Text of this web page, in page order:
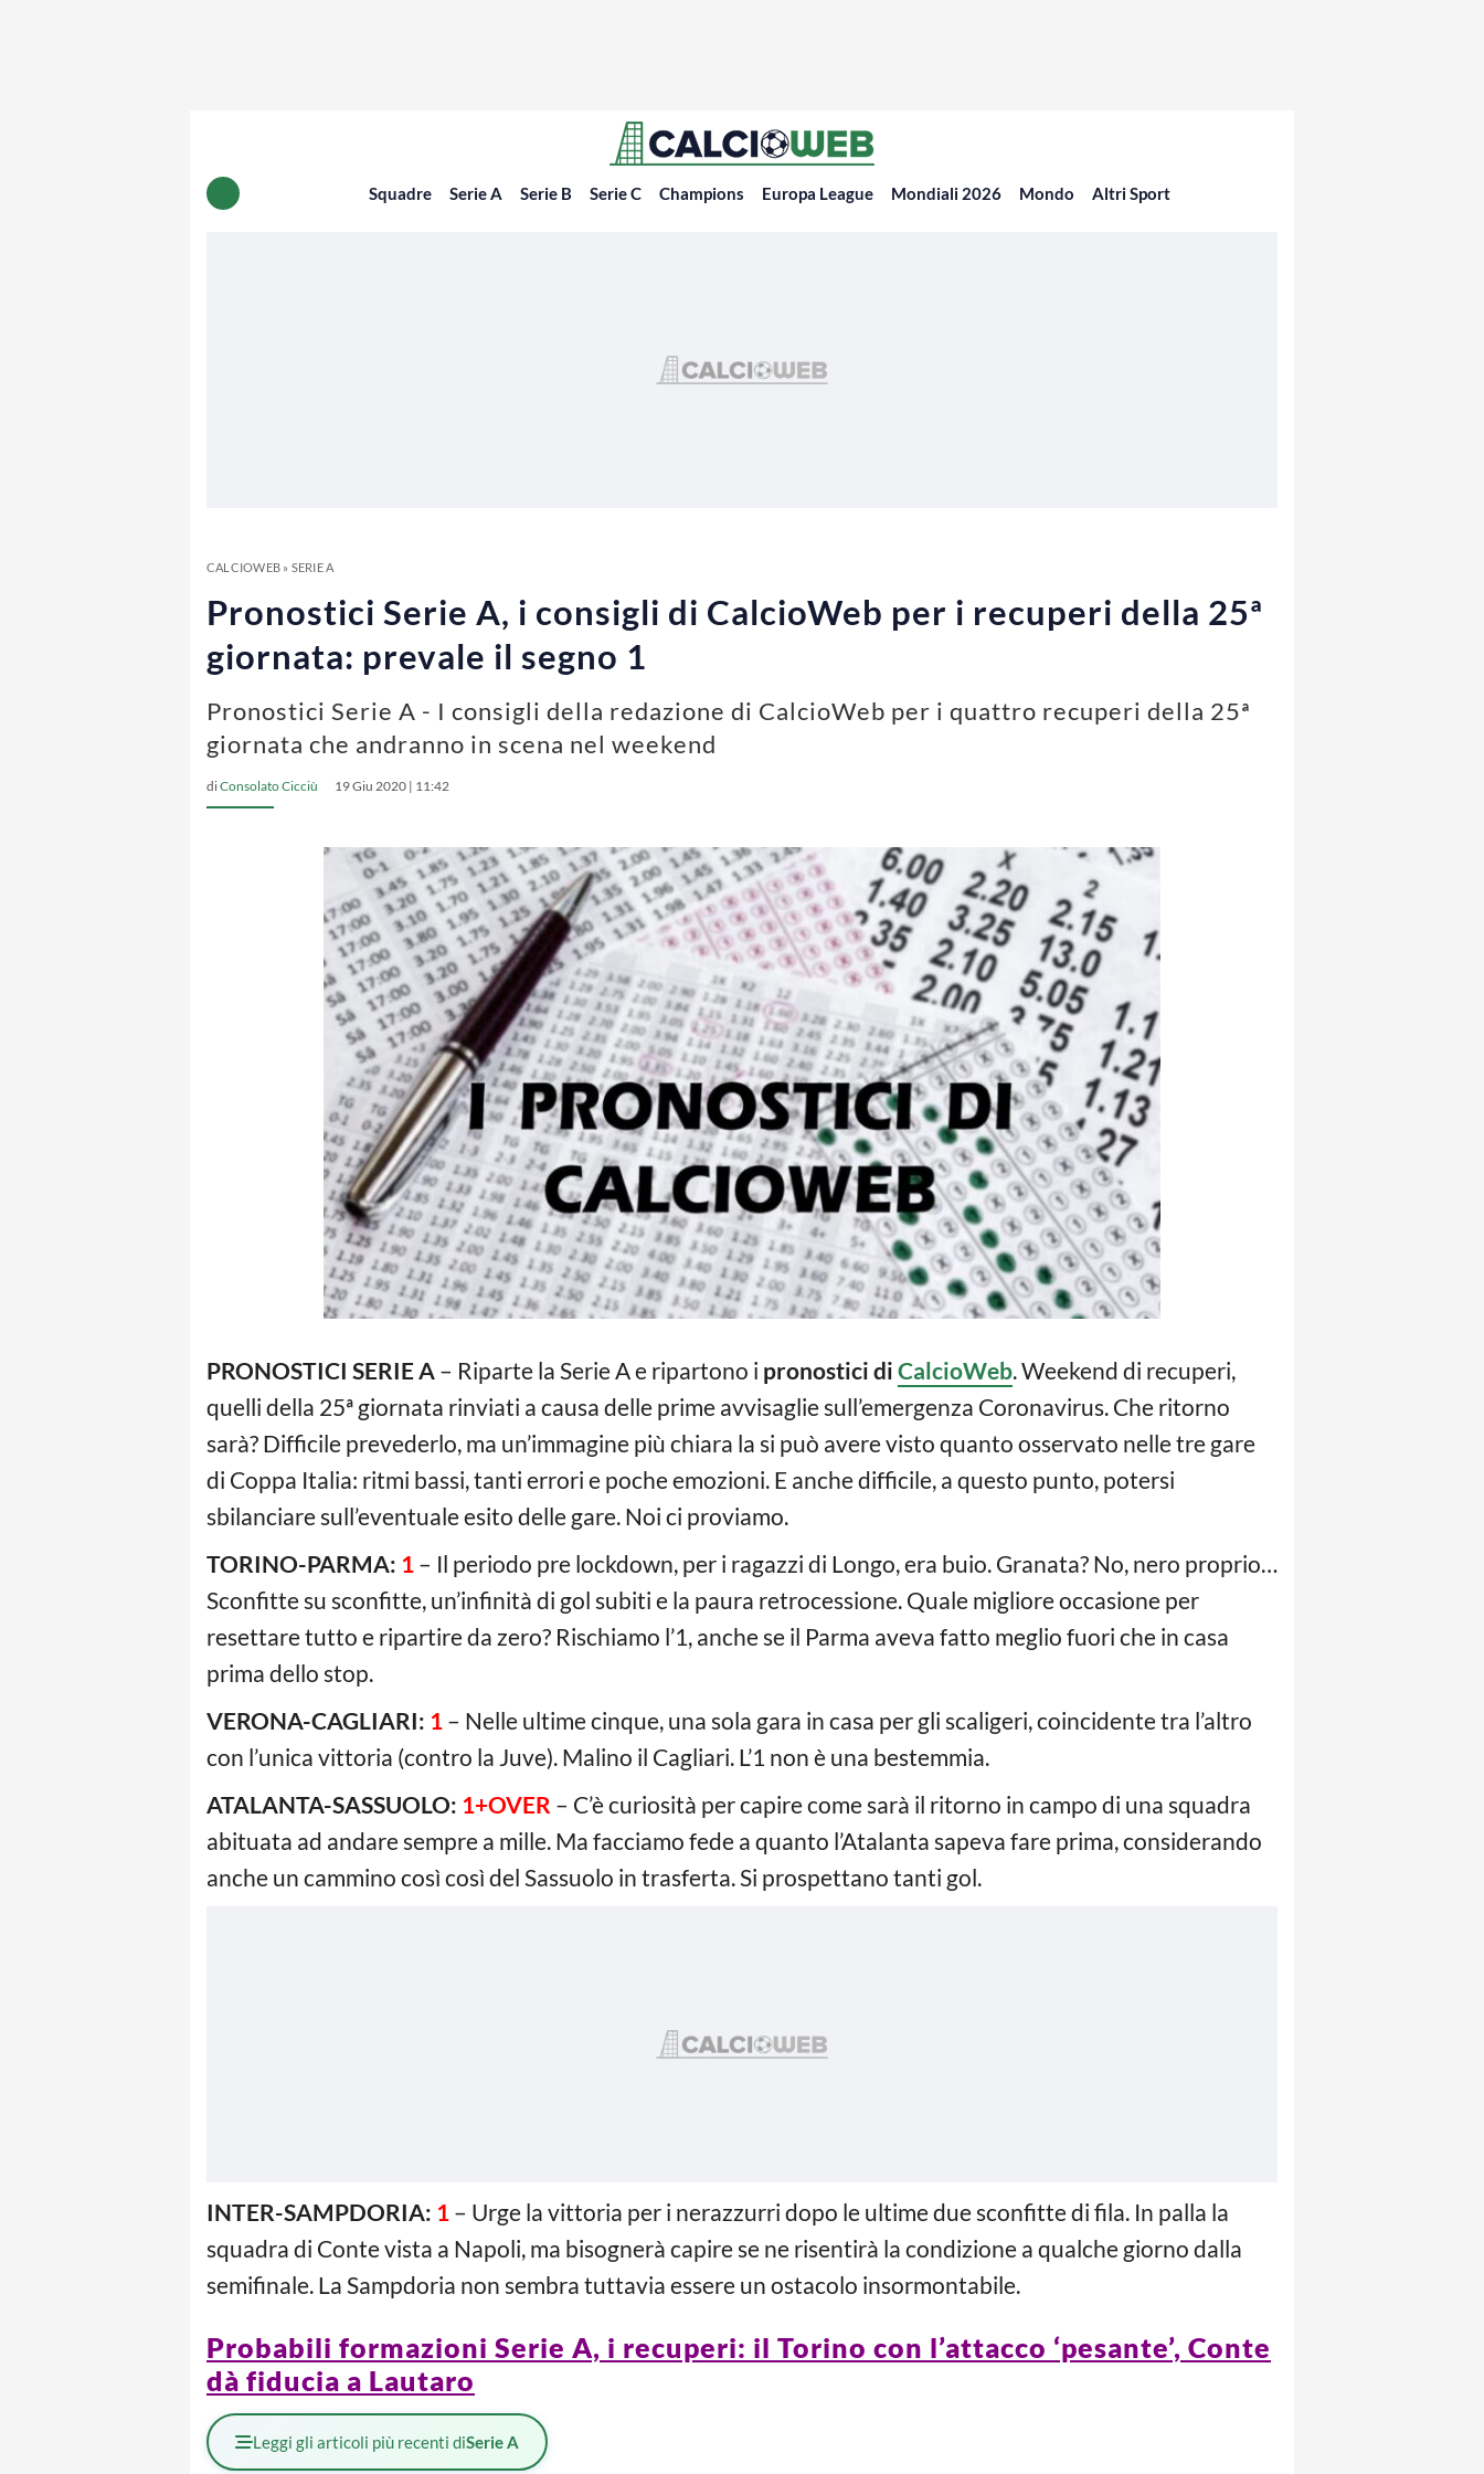
Squadre Serie A Serie B Serie C Champions Europa League Mondiali 2026 Mondo Altri Sport
CALCIOWEB» SERIE A
Pronostici Serie A, i consigli di CalcioWeb per i recuperi della 25ª
giornata: prevale il segno 1
Pronostici Serie A - I consigli della redazione di CalcioWeb per i quattro recuperi della 25ª
giornata che andranno in scena nel weekend
diConsolato Cicciù 19 Giu 2020 | 11:42
PRONOSTICI SERIE A – Riparte la Serie A e ripartono i pronostici di CalcioWeb. Weekend di recuperi,
quelli della 25ª giornata rinviati a causa delle prime avvisaglie sull’emergenza Coronavirus. Che ritorno
sarà? Difficile prevederlo, ma un’immagine più chiara la si può avere visto quanto osservato nelle tre gare
di Coppa Italia: ritmi bassi, tanti errori e poche emozioni. E anche difficile, a questo punto, potersi
sbilanciare sull’eventuale esito delle gare. Noi ci proviamo.
TORINO-PARMA: 1 – Il periodo pre lockdown, per i ragazzi di Longo, era buio. Granata? No, nero proprio…
Sconfitte su sconfitte, un’infinità di gol subiti e la paura retrocessione. Quale migliore occasione per
resettare tutto e ripartire da zero? Rischiamo l’1, anche se il Parma aveva fatto meglio fuori che in casa
prima dello stop.
VERONA-CAGLIARI: 1 – Nelle ultime cinque, una sola gara in casa per gli scaligeri, coincidente tra l’altro
con l’unica vittoria (contro la Juve). Malino il Cagliari. L’1 non è una bestemmia.
ATALANTA-SASSUOLO: 1+OVER – C’è curiosità per capire come sarà il ritorno in campo di una squadra
abituata ad andare sempre a mille. Ma facciamo fede a quanto l’Atalanta sapeva fare prima, considerando
anche un cammino così così del Sassuolo in trasferta. Si prospettano tanti gol.
INTER-SAMPDORIA: 1 – Urge la vittoria per i nerazzurri dopo le ultime due sconfitte di fila. In palla la
squadra di Conte vista a Napoli, ma bisognerà capire se ne risentirà la condizione a qualche giorno dalla
semifinale. La Sampdoria non sembra tuttavia essere un ostacolo insormontabile.
Probabili formazioni Serie A, i recuperi: il Torino con l’attacco ‘pesante’, Conte
dà fiducia a Lautaro
Leggi gli articoli più recenti diSerie A